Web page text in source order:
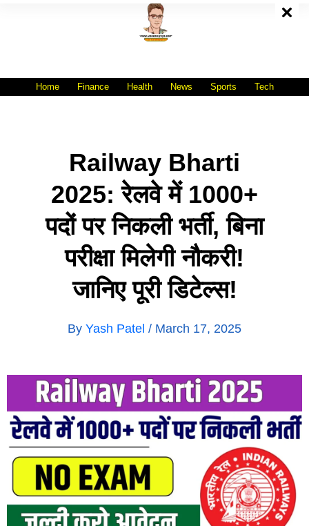
Home Finance Health News Sports Tech
Railway Bharti
2025: रेलवे में 1000+
पदों पर निकली भर्ती, बिना
परीक्षा मिलेगी नौकरी!
जानिए पूरी डिटेल्स!
By Yash Patel / March 17, 2025